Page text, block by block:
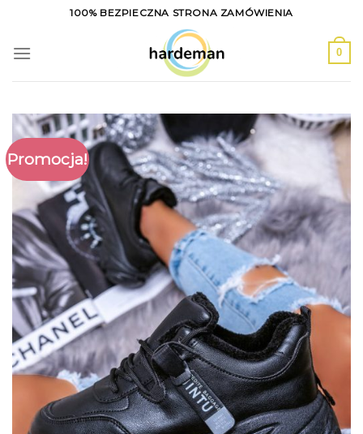
content
100% BEZPIECZNA STRONA ZAMÓWIENIA
0
Promocja!